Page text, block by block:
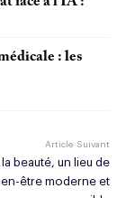
: les
Article Suivant
beauté, un lieu de
être moderne et